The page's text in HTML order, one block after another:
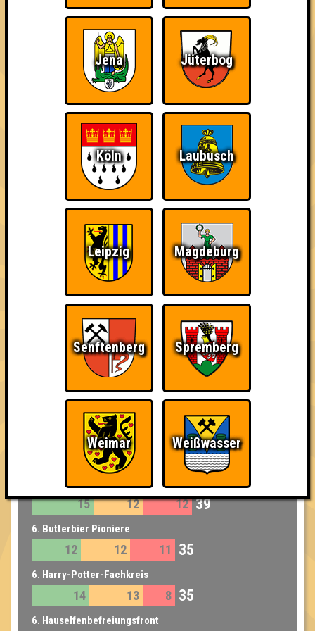
1. Priori Incantatem
15
14 46
2. Butterbeer ist unser Gemüse
16 10 43
3. Dumbledores Armee
15 13 14 42
3. Die Quizzards
16 12 42
4. Huffle-Puffmütter
14 13 40
5. 10 pints to Gryffindor
15 12 12 39
5. 6 Patroni
15 12 12 39
6. Butterbier Pioniere
12 12 11 35
6. Harry-Potter-Fachkreis
14 13 8 35
6. Hauselfenbefreiungsfront
Jena Jüterbog
Köln Laubusch
Leipzig Magdeburg
Senftenberg Spremberg
Weimar Weißwasser